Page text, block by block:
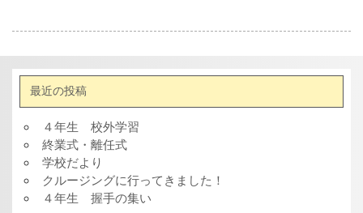
最近の投稿
４年生 校外学習
終業式・離任式
学校だより
クルージングに行ってきました！
４年生 握手の集い